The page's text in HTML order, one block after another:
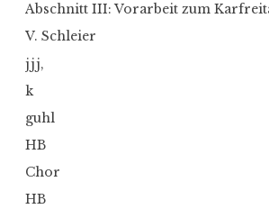
Abschnitt III: Vorarbeit zum
V. Schleier
jjj,
k
guhl
HB
Chor
HB